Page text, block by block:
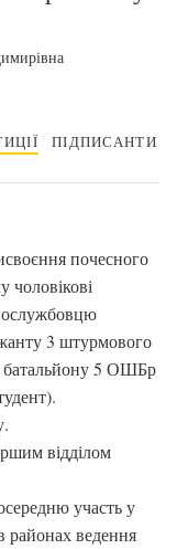
ПІДПИСАНТИ
почесного
чоловікові
3 штурмового
батальйону 5 ОШБр
відділом
участь у
районах ведення